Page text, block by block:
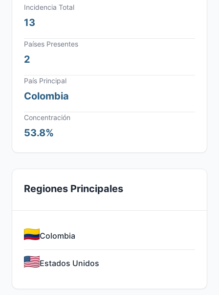
Incidencia Total
13
Países Presentes
2
País Principal
Colombia
Concentración
53.8%
Regiones Principales
Colombia
Estados Unidos